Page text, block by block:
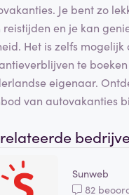
Je bent zo
en je kan
Het is zelfs mogelijk
te
eigenaar.
van autovakanties
Sunweb
82